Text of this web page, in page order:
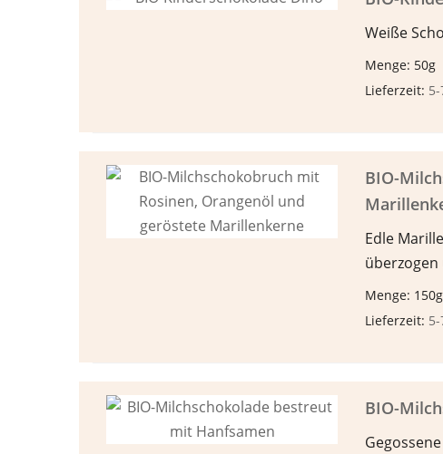
Weiße
Menge: 50g
Lieferzeit:
BIO-
Edle
überzogen
Menge: 150g
Lieferzeit:
BIO-